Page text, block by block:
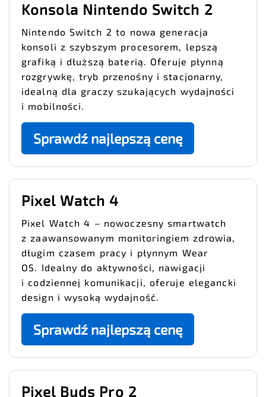
Konsola Nintendo Switch 2
Nintendo Switch 2 to nowa generacja
konsoli z szybszym procesorem, lepszą
grafiką i dłuższą baterią. Oferuje płynną
rozgrywkę, tryb przenośny i stacjonarny,
idealną dla graczy szukających wydajności
i mobilności.
Sprawdź najlepszą cenę
Pixel Watch 4
Pixel Watch 4 – nowoczesny smartwatch
z zaawansowanym monitoringiem zdrowia,
długim czasem pracy i płynnym Wear
OS. Idealny do aktywności, nawigacji
i codziennej komunikacji, oferuje elegancki
design i wysoką wydajność.
Sprawdź najlepszą cenę
Pixel Buds Pro 2